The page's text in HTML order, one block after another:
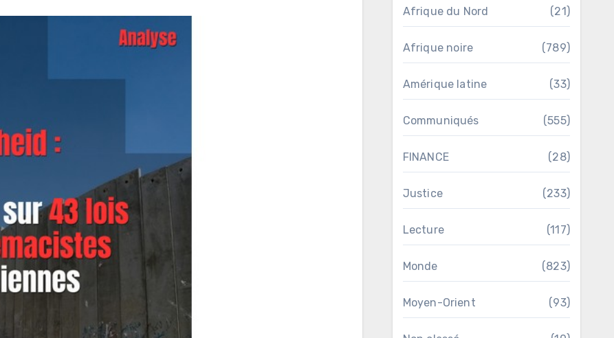
Afrique du Nord (21)
Afrique noire (789)
Amérique latine (33)
Communiqués (555)
FINANCE (28)
Justice (233)
Lecture (117)
Monde (823)
Moyen-Orient (93)